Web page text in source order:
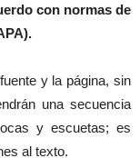
con normas de
y la página, sin
una secuencia
y escuetas; es
al texto.